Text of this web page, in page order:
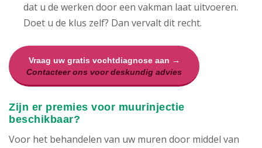
dat u de werken door een vakman laat uitvoeren.
Doet u de klus zelf? Dan vervalt dit recht.
Vraag uw gratis vochtdiagnose aan →
Contacteer ons voor deskundig advies
Zijn er premies voor muurinjectie
beschikbaar?
Voor het behandelen van uw muren door middel van